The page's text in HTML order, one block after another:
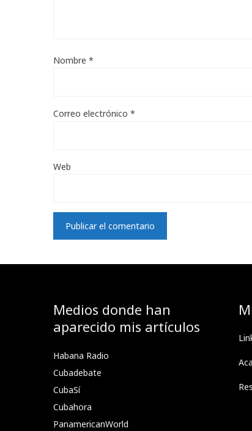
Nombre *
Correo electrónico *
Web
Medios donde han
aparecido mis artículos
Habana Radio
Cubadebate
CubaSí
Cubahora
PanamericanWorld